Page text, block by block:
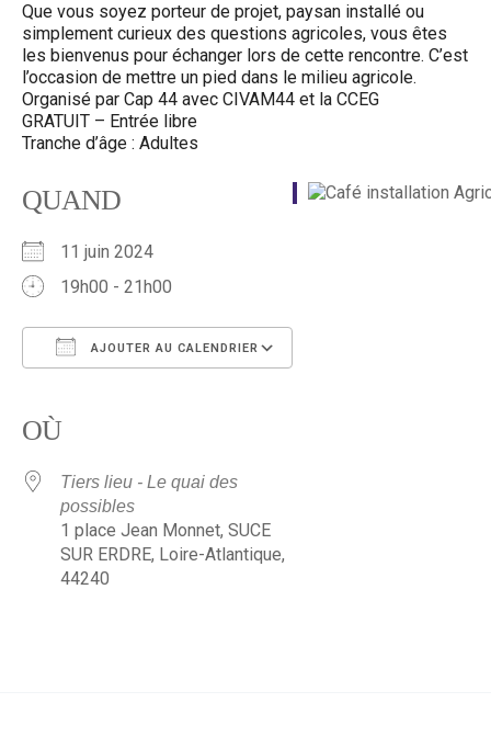
Que vous soyez porteur de projet, paysan installé ou
simplement curieux des questions agricoles, vous êtes
les bienvenus pour échanger lors de cette rencontre. C’est
l’occasion de mettre un pied dans le milieu agricole.
Organisé par Cap 44 avec CIVAM44 et la CCEG
GRATUIT – Entrée libre
Tranche d’âge : Adultes
QUAND
11 juin 2024
19h00 - 21h00
AJOUTER AU CALENDRIER
OÙ
Tiers lieu - Le quai des
possibles
1 place Jean Monnet, SUCE
SUR ERDRE, Loire-Atlantique,
44240